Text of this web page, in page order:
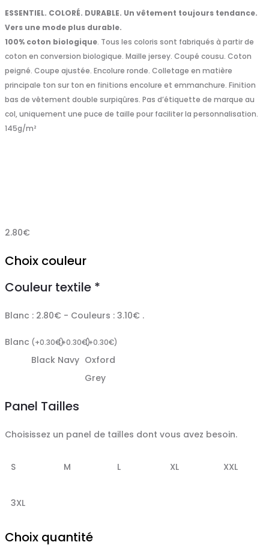
ESSENTIEL. COLORÉ. DURABLE. Un vêtement toujours tendance.
Vers une mode plus durable.
100% coton biologique. Tous les coloris sont fabriqués à partir de
coton en conversion biologique. Maille jersey. Coupé cousu. Coton
peigné. Coupe ajustée. Encolure ronde. Colletage en matière
principale ton sur ton en finitions encolure et emmanchure. Finition
bas de vêtement double surpiqûres. Pas d’étiquette de marque au
col, uniquement une puce de taille pour faciliter la personnalisation.
145g/m²
2.80€
Choix couleur
Couleur textile *
Blanc : 2.80€ - Couleurs : 3.10€ .
Blanc (+0.30€)
Black
(+0.30€)
Navy
(+0.30€)
Oxford
Grey
Panel Tailles
Choisissez un panel de tailles dont vous avez besoin.
S M L XL XXL
3XL
Choix quantité